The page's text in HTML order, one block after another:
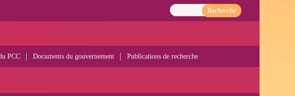
Recherche
PCC Documents du gouvernement Publications de recherche